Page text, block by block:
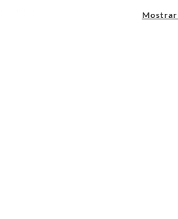
calidad para tus proyectos y renovación de
Mostrar